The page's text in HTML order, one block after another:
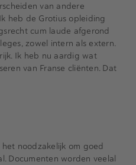
van andere
heb de Grotius opleiding
cum laude afgerond
zowel intern als extern.
Ik heb nu aardig wat
van Franse cliënten. Dat
noodzakelijk om goed
Documenten worden veelal